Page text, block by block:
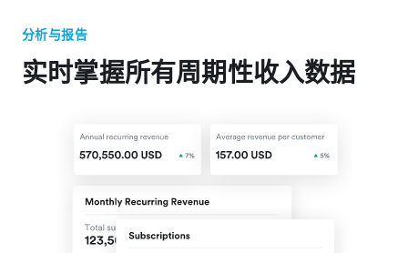
分析与报告
实时掌握所有周期性收入数据